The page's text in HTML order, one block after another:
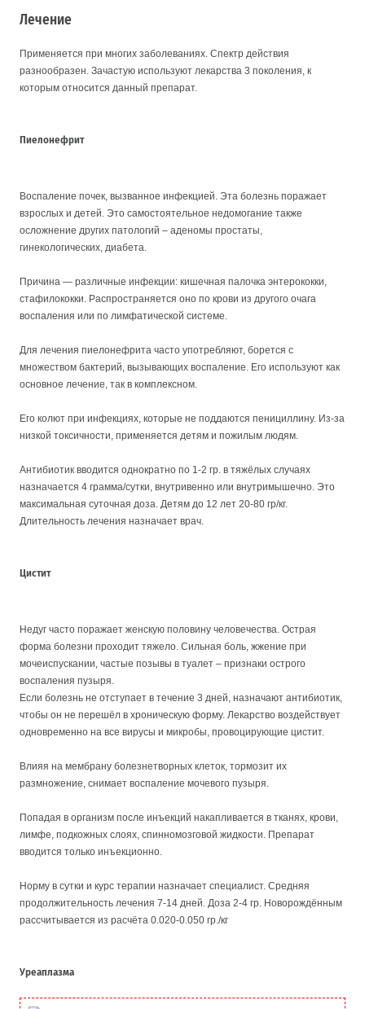
Лечение
Применяется при многих заболеваниях. Спектр действия
разнообразен. Зачастую используют лекарства 3 поколения, к
которым относится данный препарат.
Пиелонефрит
Воспаление почек, вызванное инфекцией. Эта болезнь поражает
взрослых и детей. Это самостоятельное недомогание также
осложнение других патологий – аденомы простаты,
гинекологических, диабета.
Причина — различные инфекции: кишечная палочка энтерококки,
стафилококки. Распространяется оно по крови из другого очага
воспаления или по лимфатической системе.
Для лечения пиелонефрита часто употребляют, борется с
множеством бактерий, вызывающих воспаление. Его используют как
основное лечение, так в комплексном.
Его колют при инфекциях, которые не поддаются пенициллину. Из-за
низкой токсичности, применяется детям и пожилым людям.
Антибиотик вводится однократно по 1-2 гр. в тяжёлых случаях
назначается 4 грамма/сутки, внутривенно или внутримышечно. Это
максимальная суточная доза. Детям до 12 лет 20-80 гр/кг.
Длительность лечения назначает врач.
Цистит
Недуг часто поражает женскую половину человечества. Острая
форма болезни проходит тяжело. Сильная боль, жжение при
мочеиспускании, частые позывы в туалет – признаки острого
воспаления пузыря.
Если болезнь не отступает в течение 3 дней, назначают антибиотик,
чтобы он не перешёл в хроническую форму. Лекарство воздействует
одновременно на все вирусы и микробы, провоцирующие цистит.
Влияя на мембрану болезнетворных клеток, тормозит их
размножение, снимает воспаление мочевого пузыря.
Попадая в организм после инъекций накапливается в тканях, крови,
лимфе, подкожных слоях, спинномозговой жидкости. Препарат
вводится только инъекционно.
Норму в сутки и курс терапии назначает специалист. Средняя
продолжительность лечения 7-14 дней. Доза 2-4 гр. Новорождённым
рассчитывается из расчёта 0.020-0.050 гр./кг
Уреаплазма